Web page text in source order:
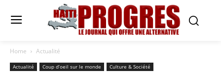
Home Actualité
Actualité Coup d’oeil sur le monde
Culture & Société